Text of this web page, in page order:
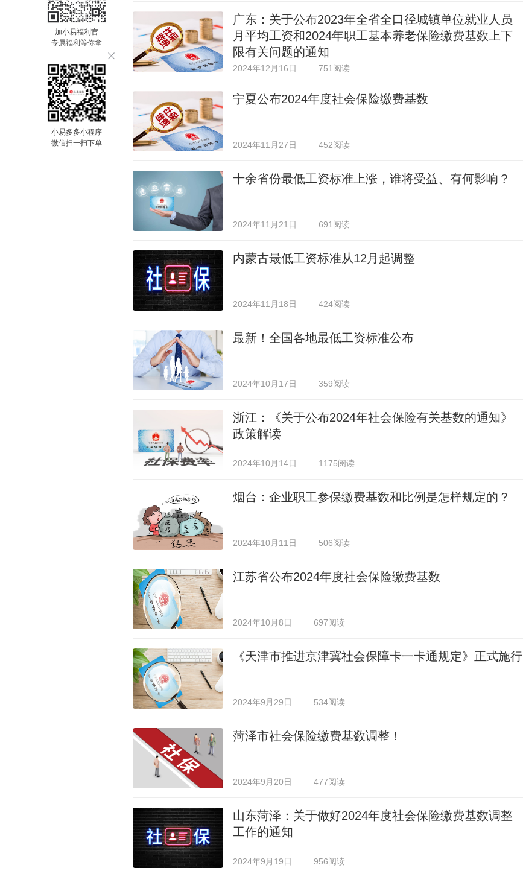
加小易福利官
专属福利等你拿
小易多多小程序
微信扫一扫下单
广东：关于公布2023年全省全口径城镇单位就业人员
月平均工资和2024年职工基本养老保险缴费基数上下
限有关问题的通知
2024年12月16日 751阅读
宁夏公布2024年度社会保险缴费基数
2024年11月27日 452阅读
十余省份最低工资标准上涨，谁将受益、有何影响？
2024年11月21日 691阅读
内蒙古最低工资标准从12月起调整
2024年11月18日 424阅读
最新！全国各地最低工资标准公布
2024年10月17日 359阅读
浙江：《关于公布2024年社会保险有关基数的通知》
政策解读
2024年10月14日 1175阅读
烟台：企业职工参保缴费基数和比例是怎样规定的？
2024年10月11日 506阅读
江苏省公布2024年度社会保险缴费基数
2024年10月8日 697阅读
《天津市推进京津冀社会保障卡一卡通规定》正式施行
2024年9月29日 534阅读
菏泽市社会保险缴费基数调整！
2024年9月20日 477阅读
山东菏泽：关于做好2024年度社会保险缴费基数调整
工作的通知
2024年9月19日 956阅读